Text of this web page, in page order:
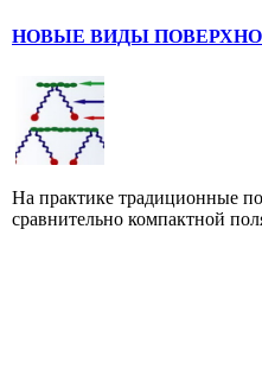
НОВЫЕ ВИДЫ
На практике традиционные
сравнительно компактной